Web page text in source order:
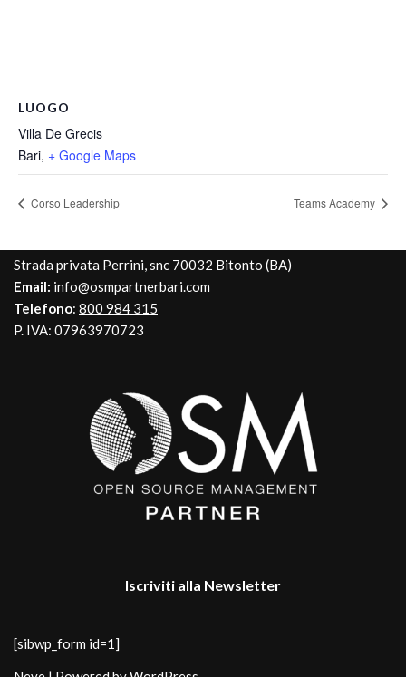
LUOGO
Villa De Grecis
Bari, + Google Maps
Corso Leadership Teams Academy
Strada privata Perrini, snc 70032 Bitonto (BA)
Email: info@osmpartnerbari.com
Telefono: 800 984 315
P. IVA: 07963970723
Iscriviti alla Newsletter
[sibwp_form id=1]